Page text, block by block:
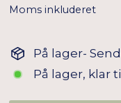
Moms inkluderet
På lager-
På lager, klar